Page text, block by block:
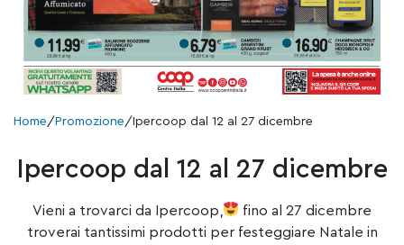
Home /Promozione /Ipercoop dal 12 al 27 dicembre
Ipercoop dal 12 al 27 dicembre
Vieni a trovarci da Ipercoop,
fino al 27 dicembre
troverai tantissimi prodotti per festeggiare Natale in